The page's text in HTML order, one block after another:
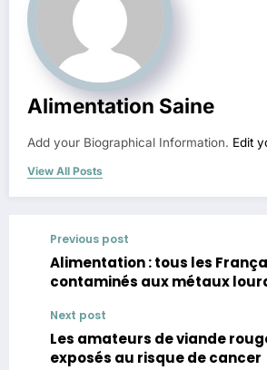
Alimentation Saine
Add your Biographical Information. Edit
View All Posts
Previous post
Alimentation : tous les
contaminés aux métaux
Next post
Les amateurs de viande
exposés au risque de cancer